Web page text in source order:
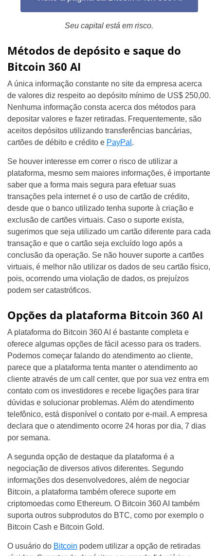
Seu capital está em risco.
Métodos de depósito e saque do
Bitcoin 360 AI
A única informação constante no site da empresa acerca
de valores diz respeito ao depósito mínimo de US$ 250,00.
Nenhuma informação consta acerca dos métodos para
depositar valores e fazer retiradas. Frequentemente, são
aceitos depósitos utilizando transferências bancárias,
cartões de débito e crédito e PayPal .
Se houver interesse em correr o risco de utilizar a
plataforma, mesmo sem maiores informações, é importante
saber que a forma mais segura para efetuar suas
transações pela internet é o uso de cartão de crédito,
desde que o banco utilizado tenha suporte à criação e
exclusão de cartões virtuais. Caso o suporte exista,
sugerimos que seja utilizado um cartão diferente para cada
transação e que o cartão seja excluído logo após a
conclusão da operação. Se não houver suporte a cartões
virtuais, é melhor não utilizar os dados de seu cartão físico,
pois, ocorrendo uma violação de dados, os prejuízos
podem ser catastróficos.
Opções da plataforma Bitcoin 360 AI
A plataforma do Bitcoin 360 AI é bastante completa e
oferece algumas opções de fácil acesso para os traders.
Podemos começar falando do atendimento ao cliente,
parece que a plataforma tenta manter o atendimento ao
cliente através de um call center, que por sua vez entra em
contato com os investidores e recebe ligações para tirar
dúvidas e solucionar problemas. Além do atendimento
telefônico, está disponível o contato por e-mail. A empresa
declara que o atendimento ocorre 24 horas por dia, 7 dias
por semana.
A segunda opção de destaque da plataforma é a
negociação de diversos ativos diferentes. Segundo
informações dos desenvolvedores, além de negociar
Bitcoin, a plataforma também oferece suporte em
criptomoedas como Ethereum. O Bitcoin 360 AI também
suporta outros subprodutos do BTC, como por exemplo o
Bitcoin Cash e Bitcoin Gold.
O usuário do Bitcoin podem utilizar a opção de retiradas